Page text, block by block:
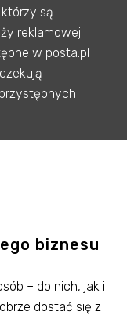
są
reklamowej.
w posta.pl
biznesu
– do nich, jak i
dostać się z